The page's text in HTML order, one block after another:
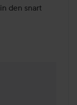
den snart